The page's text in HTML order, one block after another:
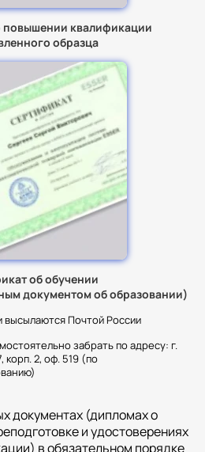
повышении квалификации
образца
об обучении
документом об образовании)
Почтой России
забрать по адресу: г.
корп. 2, оф. 519 (по
документах (дипломах о
и удостоверениях
в обязательном порядке